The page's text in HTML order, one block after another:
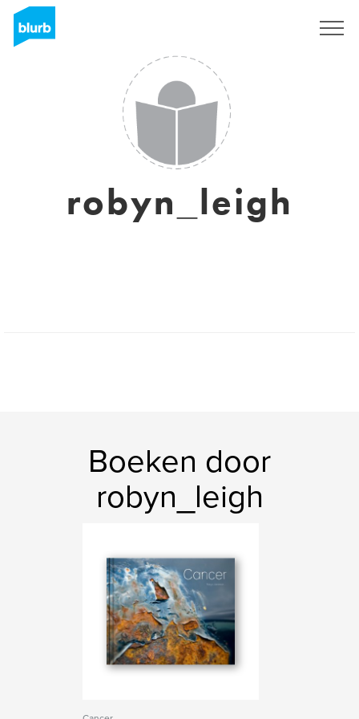
robyn_leigh
Boeken door
robyn_leigh